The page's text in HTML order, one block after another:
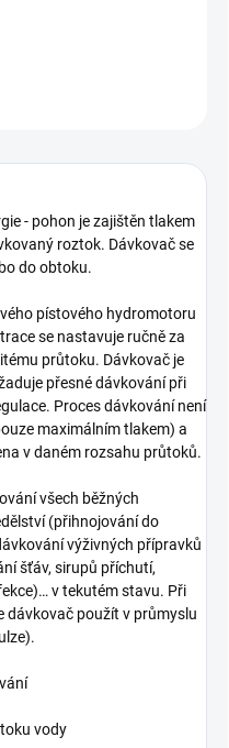
- pohon je zajištěn tlakem
roztok. Dávkovač se
do obtoku.
pístového hydromotoru
se nastavuje ručně za
průtoku. Dávkovač je
přesné dávkování při
Proces dávkování není
maximálním tlakem) a
v daném rozsahu průtoků.
všech běžných
(přihnojování do
výživných přípravků
šťáv, sirupů příchutí,
v tekutém stavu. Při
dávkovač použít v průmyslu
vody